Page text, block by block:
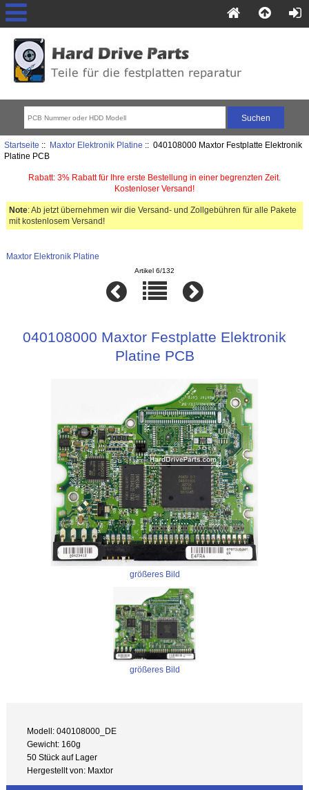
Startseite :: Maxtor Elektronik Platine :: 040108000 Maxtor Festplatte Elektronik
Platine PCB
Rabatt: 3% Rabatt für Ihre erste Bestellung in einer begrenzten Zeit.
Kostenloser Versand!
Note: Ab jetzt übernehmen wir die Versand- und Zollgebühren für alle Pakete
mit kostenlosem Versand!
Maxtor Elektronik Platine
Artikel 6/132
040108000 Maxtor Festplatte Elektronik
Platine PCB
größeres Bild
größeres Bild
Modell: 040108000_DE
Gewicht: 160g
50 Stück auf Lager
Hergestellt von: Maxtor